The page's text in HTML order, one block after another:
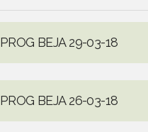
PROG BEJA 29-03-18
PROG BEJA 26-03-18